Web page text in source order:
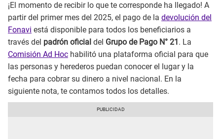
¡El momento de recibir lo que te corresponde ha llegado! A
partir del primer mes del 2025, el pago de la devolución del
Fonavi está disponible para todos los beneficiarios a
través del padrón oficial del Grupo de Pago N° 21 . La
Comisión Ad Hoc habilitó una plataforma oficial para que
las personas y herederos puedan conocer el lugar y la
fecha para cobrar su dinero a nivel nacional. En la
siguiente nota, te contamos todos los detalles.